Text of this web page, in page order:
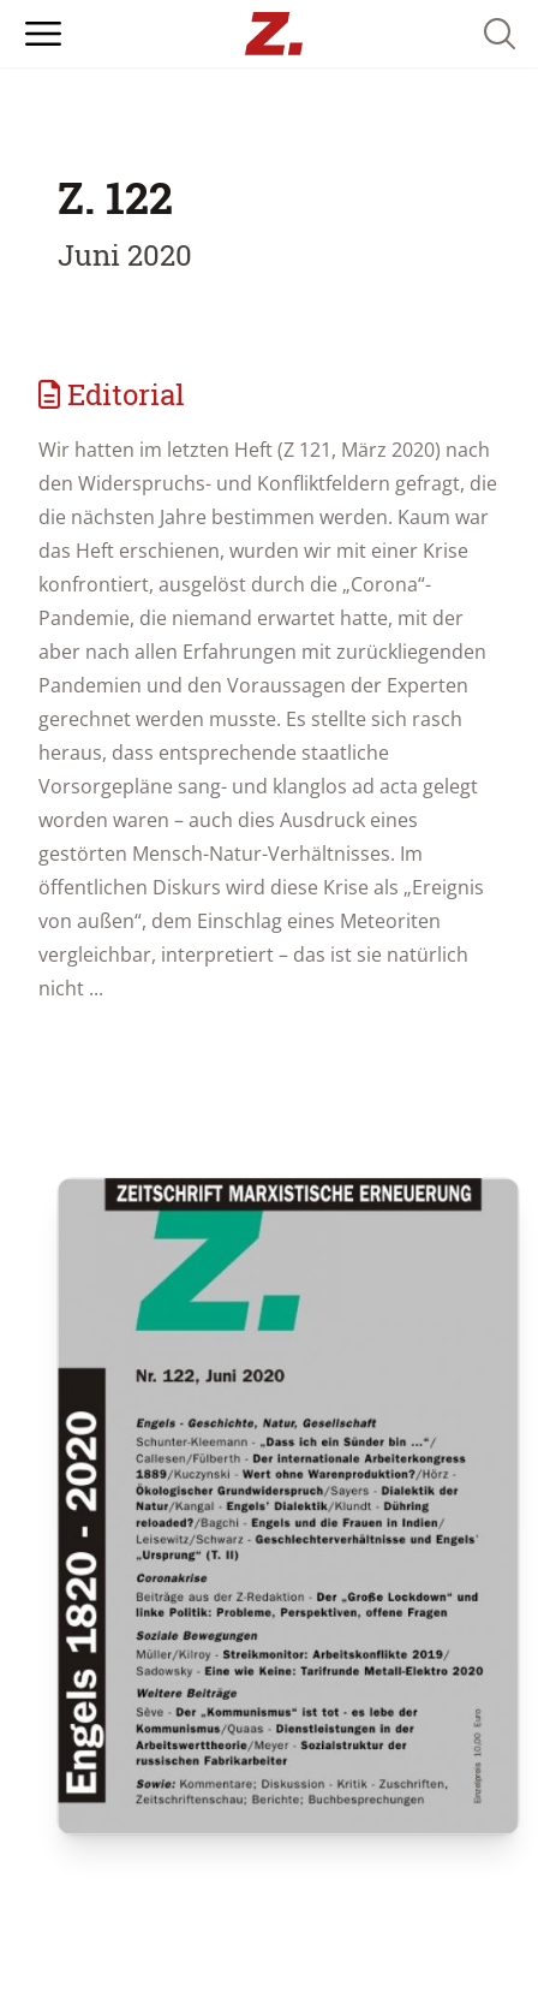
Z. 122
Juni 2020
Editorial
Wir hatten im letzten Heft (Z 121, März 2020) nach
den Widerspruchs- und Konfliktfeldern gefragt, die
die nächsten Jahre bestimmen werden. Kaum war
das Heft erschienen, wurden wir mit einer Krise
konfrontiert, ausgelöst durch die „Corona“-
Pandemie, die niemand erwartet hatte, mit der
aber nach allen Erfahrungen mit zurückliegenden
Pandemien und den Voraussagen der Experten
gerechnet werden musste. Es stellte sich rasch
heraus, dass entsprechende staatliche
Vorsorgepläne sang- und klanglos ad acta gelegt
worden waren – auch dies Ausdruck eines
gestörten Mensch-Natur-Verhältnisses. Im
öffentlichen Diskurs wird diese Krise als „Ereignis
von außen“, dem Einschlag eines Meteoriten
vergleichbar, interpretiert – das ist sie natürlich
nicht ...